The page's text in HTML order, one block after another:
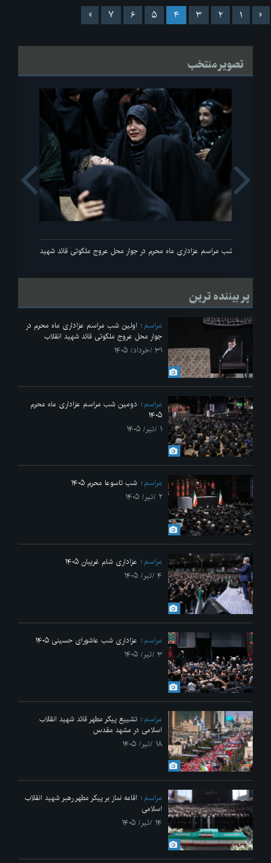
۱ ۲ ۳ ۴ ۵ ۶ ۷
تصویر منتخب
اولین شب مراسم عزاداری ماه محرم در جوار محل عروج ملکوتی قائد شهید انقلاب
Next
پر بیننده ترین
مراسم
اولین شب مراسم عزاداری ماه محرم در
جوار محل عروج ملکوتی قائد شهید انقلاب
۳۱ /خرداد/ ۱۴۰۵
مراسم
دومین شب مراسم عزاداری ماه محرم
۱۴۰۵
۱ /تیر/ ۱۴۰۵
مراسم
شب تاسوعا محرم ۱۴۰۵
۲ /تیر/ ۱۴۰۵
مراسم
عزاداری شام غریبان ۱۴۰۵
۴ /تیر/ ۱۴۰۵
مراسم
عزاداری شب عاشورای حسینی ۱۴۰۵
۳ /تیر/ ۱۴۰۵
مراسم
تشییع پیکر مطهر قائد شهید انقلاب
اسلامی در مشهد مقدس
۱۸ /تیر/ ۱۴۰۵
مراسم
اقامه نماز بر پیکر مطهر رهبر شهید انقلاب
اسلامی
۱۴ /تیر/ ۱۴۰۵